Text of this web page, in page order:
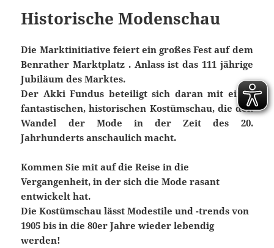
Historische Modenschau
Die Marktinitiative feiert ein großes Fest auf dem
Benrather Marktplatz . Anlass ist das 111 jährige
Jubiläum des Marktes.
Der Akki Fundus beteiligt sich daran mit einer
fantastischen, historischen Kostümschau, die den
Wandel der Mode in der Zeit des 20.
Jahrhunderts anschaulich macht.
Kommen Sie mit auf die Reise in die
Vergangenheit, in der sich die Mode rasant
entwickelt hat.
Die Kostümschau lässt Modestile und -trends von
1905 bis in die 80er Jahre wieder lebendig
werden!